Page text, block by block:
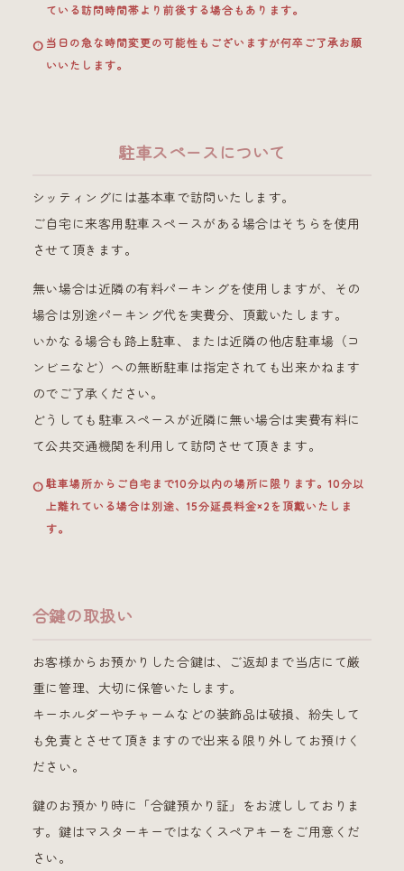
ている訪問時間帯より前後する場合もあります。
当日の急な時間変更の可能性もございますが何卒ご了承お願
いいたします。
駐車スペースについて
シッティングには基本車で訪問いたします。
ご自宅に来客用駐車スペースがある場合はそちらを使用
させて頂きます。
無い場合は近隣の有料パーキングを使用しますが、その
場合は別途パーキング代を実費分、頂戴いたします。
いかなる場合も路上駐車、または近隣の他店駐車場（コ
ンビニなど）への無断駐車は指定されても出来かねます
のでご了承ください。
どうしても駐車スペースが近隣に無い場合は実費有料に
て公共交通機関を利用して訪問させて頂きます。
駐車場所からご自宅まで10分以内の場所に限ります。10分以
上離れている場合は別途、15分延長料金×2を頂戴いたしま
す。
合鍵の取扱い
お客様からお預かりした合鍵は、ご返却まで当店にて厳
重に管理、大切に保管いたします。
キーホルダーやチャームなどの装飾品は破損、紛失して
も免責とさせて頂きますので出来る限り外してお預けく
ださい。
鍵のお預かり時に「合鍵預かり証」をお渡ししておりま
す。鍵はマスターキーではなくスペアキーをご用意くだ
さい。